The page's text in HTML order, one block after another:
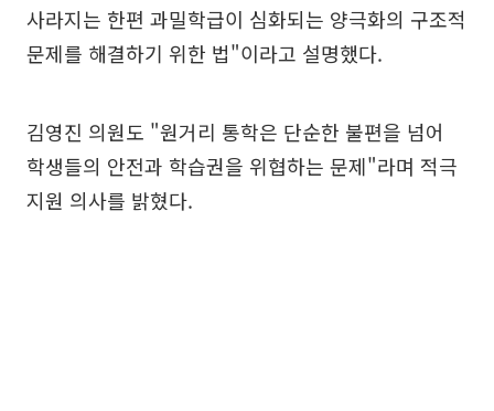
사라지는 한편 과밀학급이 심화되는 양극화의 구조적
문제를 해결하기 위한 법"이라고 설명했다.
김영진 의원도 "원거리 통학은 단순한 불편을 넘어
학생들의 안전과 학습권을 위협하는 문제"라며 적극
지원 의사를 밝혔다.